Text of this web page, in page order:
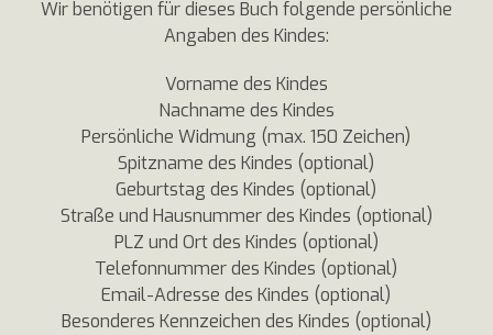
Wir benötigen für dieses Buch folgende persönliche
Angaben des Kindes:
Vorname des Kindes
Nachname des Kindes
Persönliche Widmung (max. 150 Zeichen)
Spitzname des Kindes (optional)
Geburtstag des Kindes (optional)
Straße und Hausnummer des Kindes (optional)
PLZ und Ort des Kindes (optional)
Telefonnummer des Kindes (optional)
Email-Adresse des Kindes (optional)
Besonderes Kennzeichen des Kindes (optional)